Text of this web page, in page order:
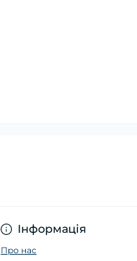
Інформація
Про нас